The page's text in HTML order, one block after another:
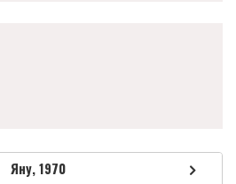
Яну, 1970